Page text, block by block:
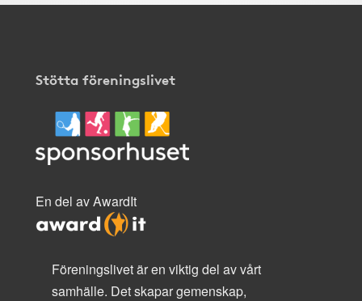
Stötta föreningslivet
En del av AwardIt
Föreningslivet är en viktig del av vårt
samhälle. Det skapar gemenskap,